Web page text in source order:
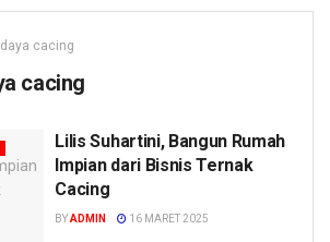
cacing
cacing
Lilis Suhartini, Bangun Rumah
Impian dari Bisnis Ternak
Cacing
BY ADMIN 16 MARET 2025